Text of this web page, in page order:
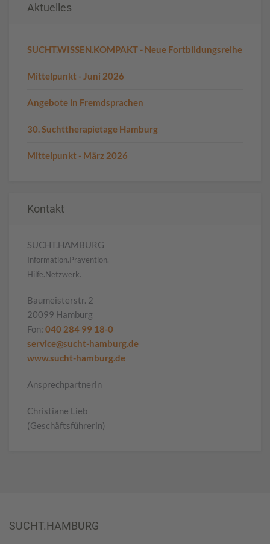
Aktuelles
SUCHT.WISSEN.KOMPAKT - Neue Fortbildungsreihe
Mittelpunkt - Juni 2026
Angebote in Fremdsprachen
30. Suchttherapietage Hamburg
Mittelpunkt - März 2026
Kontakt
SUCHT.HAMBURG
Information.Prävention.
Hilfe.Netzwerk.
Baumeisterstr. 2
20099 Hamburg
Fon: 040 284 99 18-0
service@sucht-hamburg.de
www.sucht-hamburg.de
Ansprechpartnerin
Christiane Lieb
(Geschäftsführerin)
SUCHT.HAMBURG